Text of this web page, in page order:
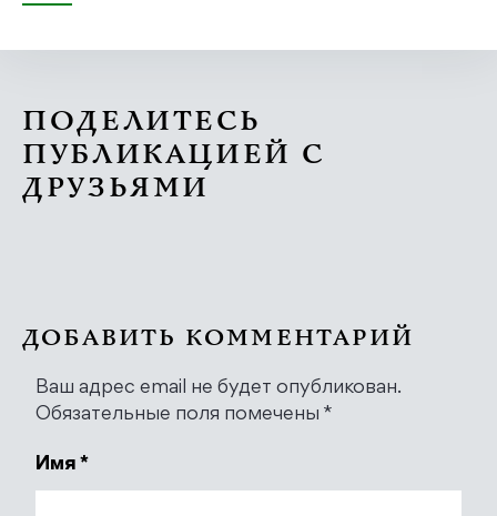
ПОДЕЛИТЕСЬ
ПУБЛИКАЦИЕЙ С
ДРУЗЬЯМИ
ДОБАВИТЬ КОММЕНТАРИЙ
Ваш адрес email не будет опубликован.
Обязательные поля помечены *
Имя *